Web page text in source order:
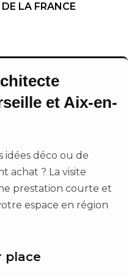
LA FRANCE
et Aix-en-
idées déco ou de
achat ? La visite
prestation courte et
espace en région
place